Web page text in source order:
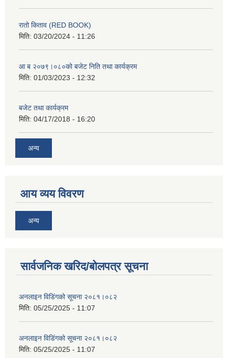
रातो किताव (RED BOOK)
मिति: 03/20/2024 - 11:26
आ ब २०७९।०८०को बजेट निति तथा कार्यक्रम
मिति: 01/03/2023 - 12:32
बजेट तथा कार्यक्रम
मिति: 04/17/2018 - 16:20
अन्य
आय व्यय विवरण
अन्य
सार्वजनिक खरिद/बोलपत्र सूचना
अनलाइन विडि‌ं‍गको सूचना २०८१।०८२
मिति: 05/25/2025 - 11:07
अनलाइन विडि‌ं‍गको सूचना २०८१।०८२
मिति: 05/25/2025 - 11:07